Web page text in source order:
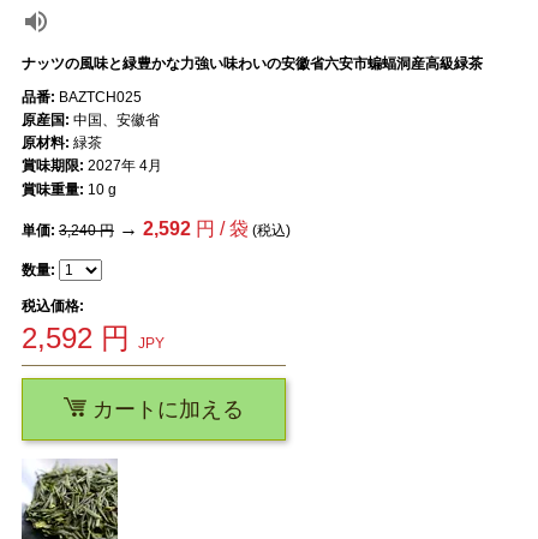
ナッツの風味と緑豊かな力強い味わいの安徽省六安市蝙蝠洞産高級緑茶
品番: BAZTCH025
原産国: 中国、安徽省
原材料: 緑茶
賞味期限: 2027年 4月
賞味重量: 10 g
単価: 3,240 円→ 2,592円 / 袋 (税込)
数量:
税込価格:
2,592円 JPY
カートに加える